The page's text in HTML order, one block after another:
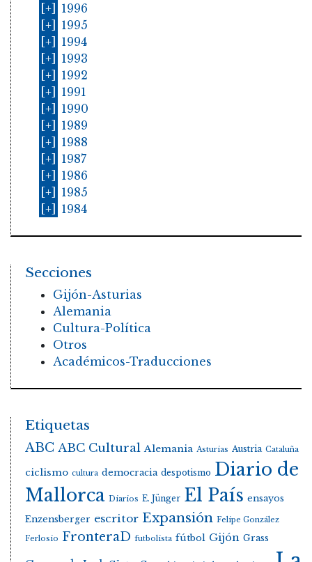
[+]
1996
[+]
1995
[+]
1994
[+]
1993
[+]
1992
[+]
1991
[+]
1990
[+]
1989
[+]
1988
[+]
1987
[+]
1986
[+]
1985
[+]
1984
Secciones
Gijón-Asturias
Alemania
Cultura-Política
Otros
Académicos-Traducciones
Etiquetas
ABC ABC Cultural Alemania Asturias Austria Cataluña
ciclismo cultura democracia despotismo Diario de
Mallorca Diarios E. Jünger El País ensayos
Enzensberger escritor Expansión Felipe González
Ferlosio FronteraD futbolista fútbol Gijón Grass